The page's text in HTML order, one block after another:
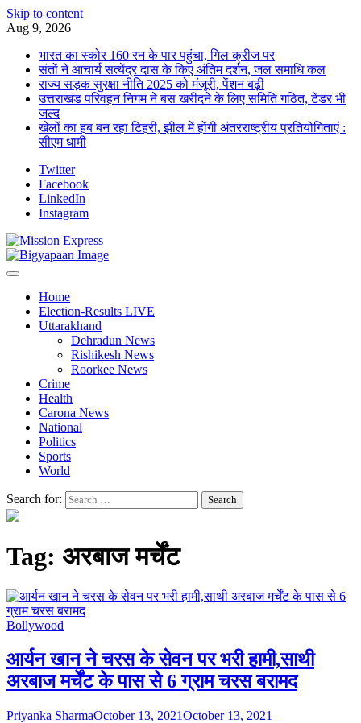
Skip to content
Aug 9, 2026
भारत का स्कोर 160 रन के पार पहुंचा, गिल क्रीज पर
संतों ने आचार्य सत्येंद्र दास के किए अंतिम दर्शन, जल समाधि कल
राज्य सड़क सुरक्षा नीति 2025 को मंजूरी, पेंशन बढ़ी
उत्तराखंड परिवहन निगम ने बस खरीदने के लिए समिति गठित, टेंडर भी
जल्द
खेलों का हब बन रहा टिहरी, झील में होंगी अंतरराष्ट्रीय प्रतियोगिताएं :
सीएम धामी
Twitter
Facebook
LinkedIn
Instagram
Home
Election-Results LIVE
Uttarakhand
Dehradun News
Rishikesh News
Roorkee News
Crime
Health
Carona News
National
Politics
Sports
World
Search for:
Tag: अरबाज मर्चेंट
Bollywood
आर्यन खान ने चरस के सेवन पर भरी हामी,साथी
अरबाज मर्चेंट के पास से 6 ग्राम चरस बरामद
Priyanka SharmaOctober 13, 2021October 13, 2021